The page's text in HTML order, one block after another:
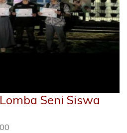
Seni Siswa